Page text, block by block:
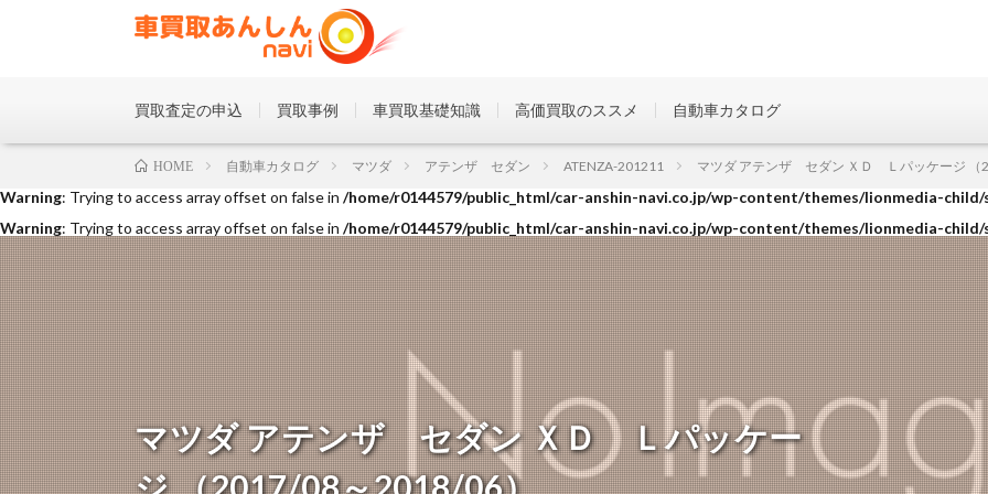
: Trying to access array offset on false in /home/r0144579/public_html/car-anshin-navi.co.jp/wp-content/themes/lionmedia-
Warning: Trying to access array offset on false in /home/r0144579/public_html/car-anshin-navi.co.jp/wp-content/themes/lionmedia-
Warning: Trying to access array offset on false in /home/r0144579/public_html/car-anshin-navi.co.jp/wp-content/themes/lionmedia-
買取査定の申込 買取事例 車買取基礎知識 高価買取のススメ 自動車カタログ
マツダ アテンザ セダン ＸＤ Ｌパッケー
HOME 自動車カタログ マツダ アテンザ セダン ATENZA-201211 マツダ アテンザ セダン ＸＤ Ｌパッケージ （